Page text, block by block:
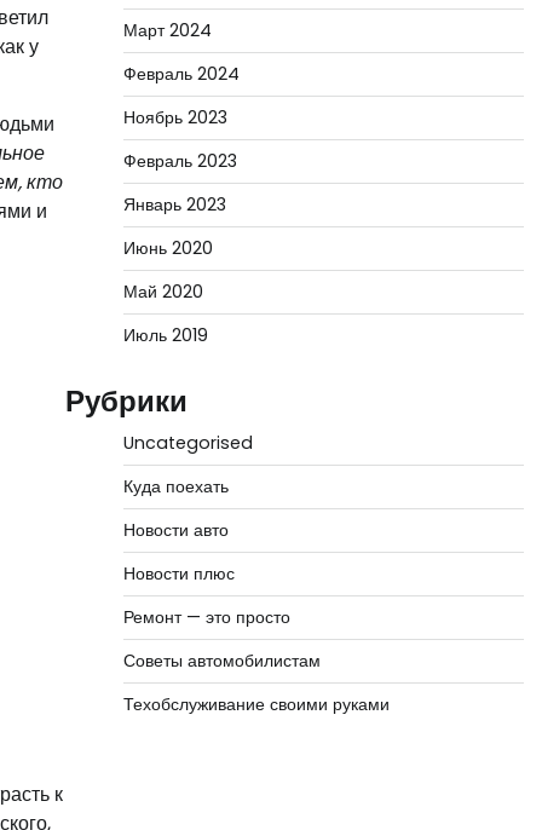
у
кто
и
к
Март 2024
Февраль 2024
Ноябрь 2023
Февраль 2023
Январь 2023
Июнь 2020
Май 2020
Июль 2019
Рубрики
Uncategorised
Куда поехать
Новости авто
Новости плюс
Ремонт — это просто
Советы автомобилистам
Техобслуживание своими руками